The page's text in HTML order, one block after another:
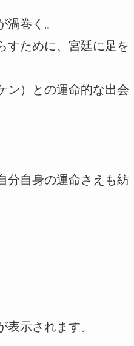
巻く。
すために、宮廷に足を
ン）との運命的な出会
分自身の運命さえも紡
示されます。